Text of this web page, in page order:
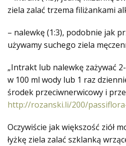
ziela zalać trzema filiżankami
– nalewkę (1:3), podobnie jak
używamy suchego ziela
„Intrakt lub nalewkę zażywać
w 100 ml wody lub 1 raz
środek przeciwnerwicowy i
http://rozanski.li/200/
Oczywiście jak większość ziół
łyżkę ziela zalać szklanką